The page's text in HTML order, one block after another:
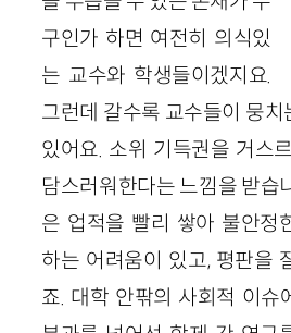
구인가 하면 여전히 의식있
는 교수와 학생들이겠지요.
그런데 갈수록 교수들이 뭉
있어요. 소위 기득권을 거스
담스러워한다는 느낌을 받습
은 업적을 빨리 쌓아 불안정
하는 어려움이 있고, 평판을
죠. 대학 안팎의 사회적 이슈